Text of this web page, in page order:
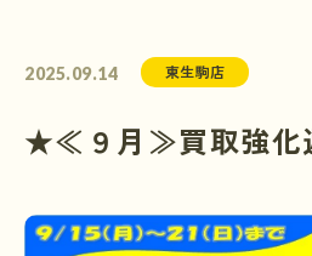
2025.09.14 東生駒店
★≪９月≫買取強化